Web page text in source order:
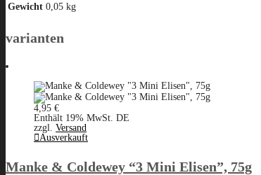
Gewicht 0,05 kg
varianten
4,95 €
Enthält 19% MwSt. DE
zzgl. Versand
Ausverkauft
Manke & Coldewey “3 Mini Elisen”, 75g